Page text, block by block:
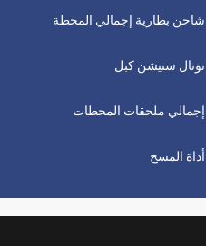
شاحن بطارية إجمالي المحطة
توتال ستيشن كبل
إجمالي ملحقات المحطات
أداة المسح